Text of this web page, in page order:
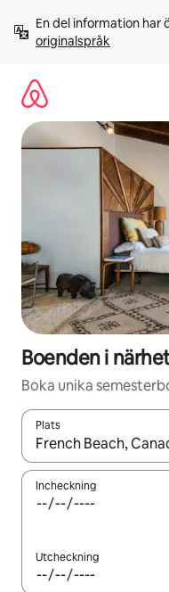
innehåll
En del information
originalspråk
Boenden i
Boka unika
Plats
När resultaten är
Incheckning
Utcheckning